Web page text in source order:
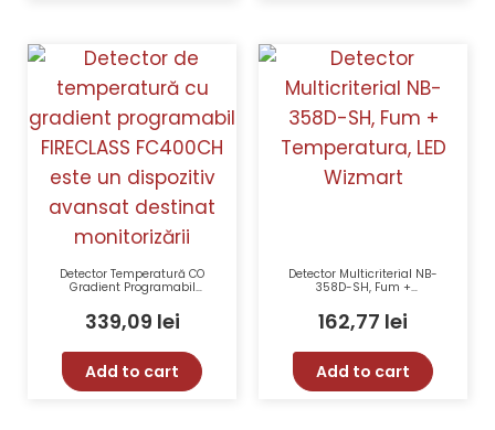
Detector Temperatură CO
Gradient Programabil
FIRECLASS FC400CH
339,09 lei
Add to cart
Detector Multicriterial NB-
358D-SH, Fum +
162,77 lei
Add to cart